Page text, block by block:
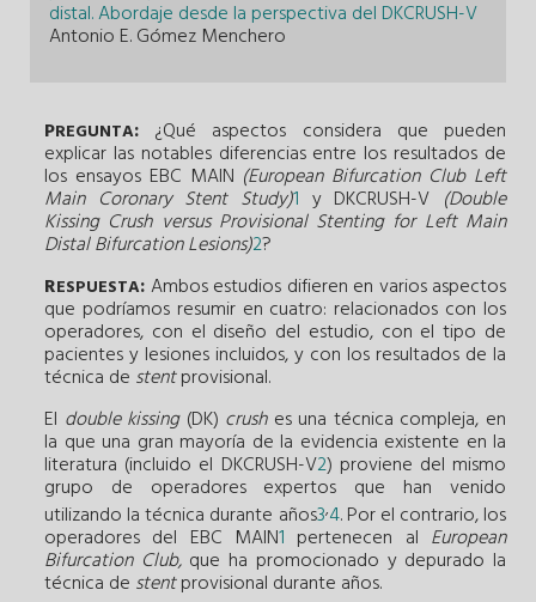
distal. Abordaje desde la perspectiva del DKCRUSH-V
Antonio E. Gómez Menchero
PREGUNTA: ¿Qué aspectos considera que pueden
explicar las notables diferencias entre los resultados de
los ensayos EBC MAIN (European Bifurcation Club Left
Main Coronary Stent Study)1 y DKCRUSH-V (Double
Kissing Crush versus Provisional Stenting for Left Main
Distal Bifurcation Lesions)2?
RESPUESTA:Ambos estudios difieren en varios aspectos
que podríamos resumir en cuatro: relacionados con los
operadores, con el diseño del estudio, con el tipo de
pacientes y lesiones incluidos, y con los resultados de la
técnica de stentprovisional.
El double kissing(DK) crushes una técnica compleja, en
la que una gran mayoría de la evidencia existente en la
literatura (incluido el DKCRUSH-V2) proviene del mismo
grupo de operadores expertos que han venido
utilizando la técnica durante años3,4. Por el contrario, los
operadores del EBC MAIN1 pertenecen al European
Bifurcation Club,que ha promocionado y depurado la
técnica de stentprovisional durante años.